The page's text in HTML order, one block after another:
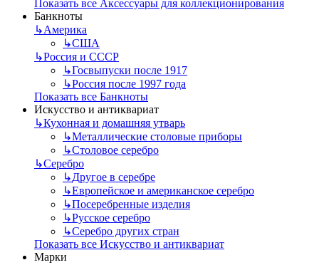
Показать все Аксессуары для коллекционирования
Банкноты
↳Америка
↳США
↳Россия и СССР
↳Госвыпуски после 1917
↳Россия после 1997 года
Показать все Банкноты
Искусство и антиквариат
↳Кухонная и домашняя утварь
↳Металлические столовые приборы
↳Столовое серебро
↳Серебро
↳Другое в серебре
↳Европейское и американское серебро
↳Посеребренные изделия
↳Русское серебро
↳Серебро других стран
Показать все Искусство и антиквариат
Марки